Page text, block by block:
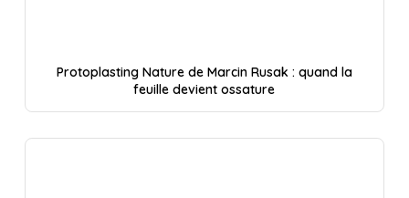
Protoplasting Nature de Marcin Rusak : quand la
feuille devient ossature